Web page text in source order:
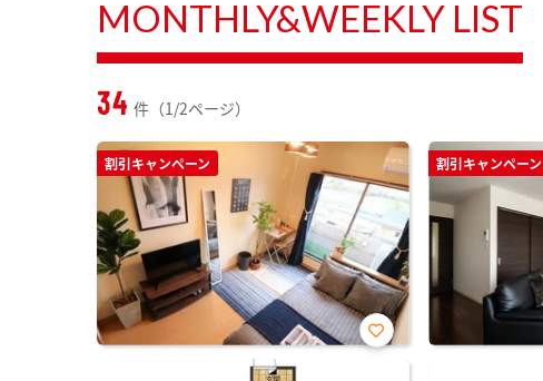
MONTHLY&WEEKLY LIST
34 件（1/2ページ）
割引キャンペーン
お気
割引キャンペーン